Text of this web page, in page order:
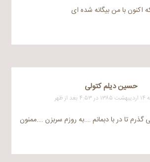
اکنون با من بیگانه شده ای
حسین دیلم کتولی
تا در با دبمانم ….به روزم سربزن ….ممنون